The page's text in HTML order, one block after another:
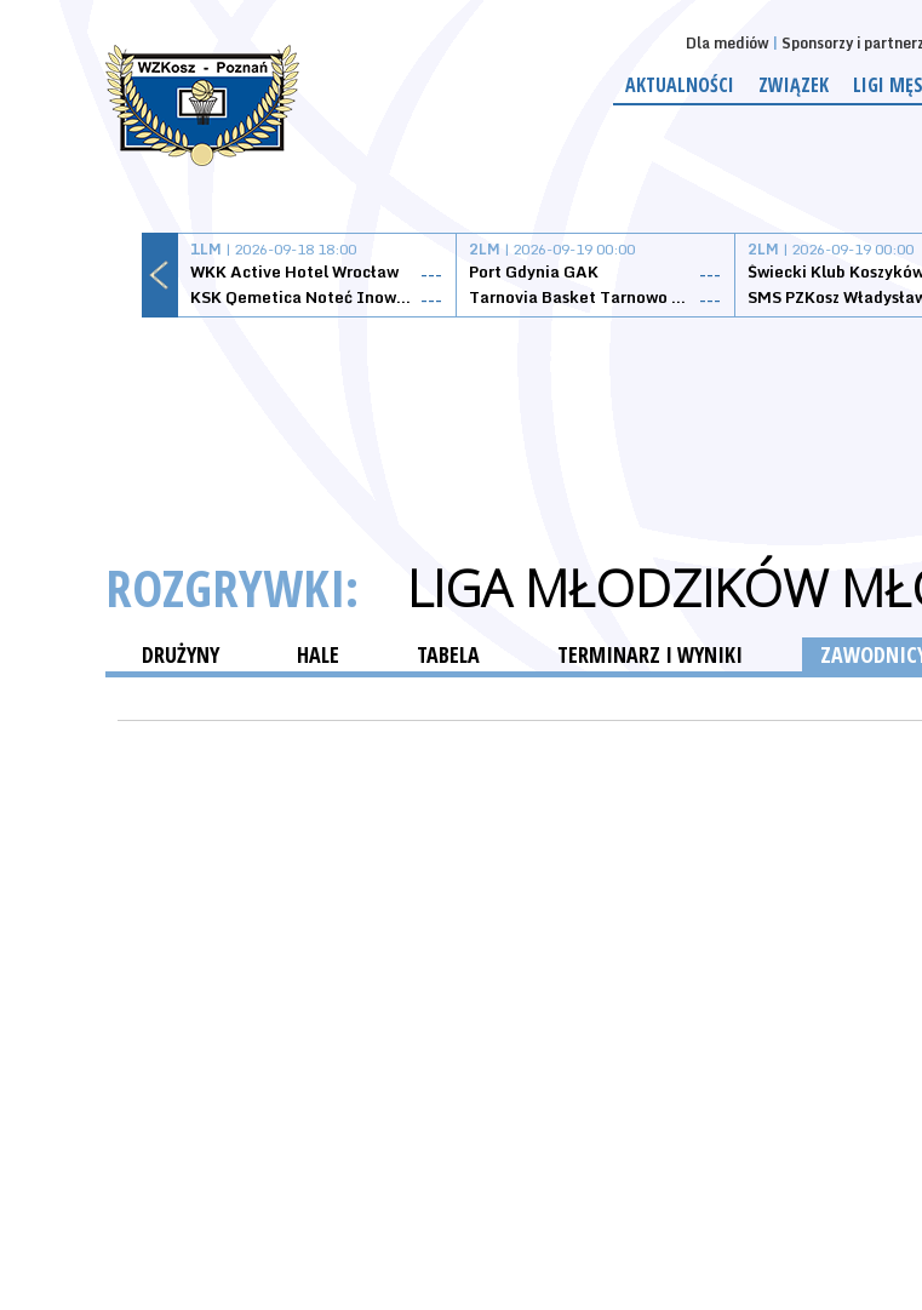
Dla mediów Sponsorzy i
AKTUALNOŚCI ZWIĄZEK LIGI
1LM | 2026-09-18 18:00
WKK Active Hotel Wrocław
---
KSK Qemetica Noteć Inowrocław ---
2LM | 2026-09-19 00:00
Port Gdynia GAK
---
Tarnovia Basket Tarnowo Podgórne ---
2LM | 2026-09-19 00:00
Świecki Klub
SMS PZKosz
ROZGRYWKI: LIGA MŁODZIKÓW
DRUŻYNY HALE TABELA TERMINARZ I WYNIKI